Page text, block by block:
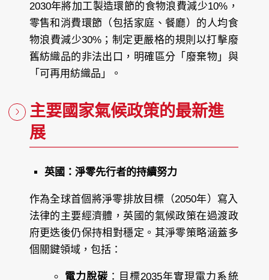
2030年將加工製造環節的食物浪費減少10%，
零售和消費環節（包括家庭、餐廳）的人均食
物浪費減少30%；制定更嚴格的規則以打擊廢
舊紡織品的非法出口，明確區分「廢棄物」與
「可再用紡織品」。
主要國家氣候政策的最新進
展
英國：淨零先行者的持續努力
作為全球首個將淨零排放目標（2050年）寫入
法律的主要經濟體，英國的氣候政策在過渡政
府更迭後仍保持相對穩定。其淨零策略涵蓋多
個關鍵領域，包括：
電力脫碳 ：目標2035年實現電力系統